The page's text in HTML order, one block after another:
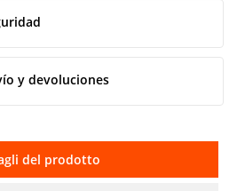
y devoluciones
del prodotto